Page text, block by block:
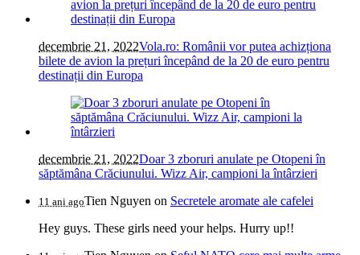
decembrie 21, 2022Vola.ro: Românii vor putea achizționa
bilete de avion la prețuri începând de la 20 de euro pentru
destinații din Europa
decembrie 21, 2022Doar 3 zboruri anulate pe Otopeni în
săptămâna Crăciunului. Wizz Air, campioni la întârzieri
11 ani agoTien Nguyen on Secretele aromate ale cafelei
Hey guys. These girls need your helps. Hurry up!!